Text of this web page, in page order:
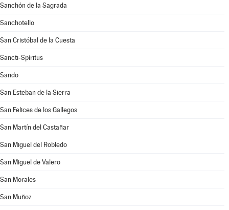
Sanchón de la Sagrada
Sanchotello
San Cristóbal de la Cuesta
Sancti-Spíritus
Sando
San Esteban de la Sierra
San Felices de los Gallegos
San Martín del Castañar
San Miguel del Robledo
San Miguel de Valero
San Morales
San Muñoz